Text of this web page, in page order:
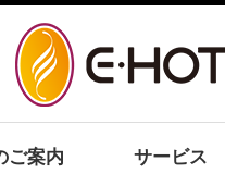
ご案内 サービス